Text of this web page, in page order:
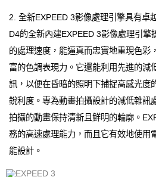
2. 全新EXPEED 3影像處理引擎具有卓
D4的全新內建EXPEED 3影像處理引擎
的處理速度，能逼真而忠實地重現色彩
富的色調表現力。它還能利用先進的減
訊，以便在昏暗的照明下捕捉高感光度
銳利度。專為動畫拍攝設計的減低雜訊
拍攝的動畫保持清新且鮮明的輪廓。
務的高速處理能力，而且它有效地使用
能設計。